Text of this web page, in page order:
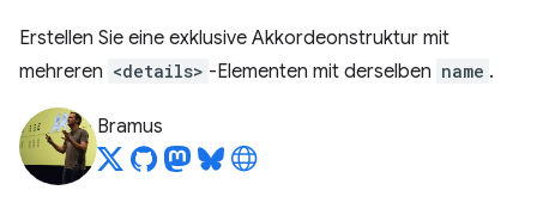
Erstellen Sie eine exklusive Akkordeonstruktur mit
mehreren <details> -Elementen mit derselben name .
Bramus